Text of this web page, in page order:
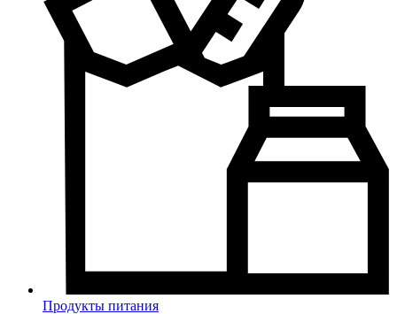
Продукты питания